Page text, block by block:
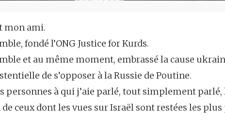
mon ami.
fondé l’ONG Justice for Kurds.
et au même moment, embrassé la cause
de s’opposer à la Russie de Poutine.
personnes à qui j’aie parlé, tout simplement
ceux dont les vues sur Israël sont restées les plus